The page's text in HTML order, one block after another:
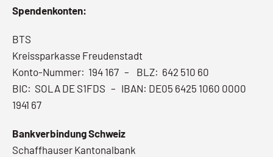
Spendenkonten:
BTS
Kreissparkasse Freudenstadt
Konto-Nummer: 194 167 – BLZ: 642 510 60
BIC: SOLA DE S1FDS – IBAN: DE05 6425 1060 0000
1941 67
Bankverbindung Schweiz
Schaffhauser Kantonalbank